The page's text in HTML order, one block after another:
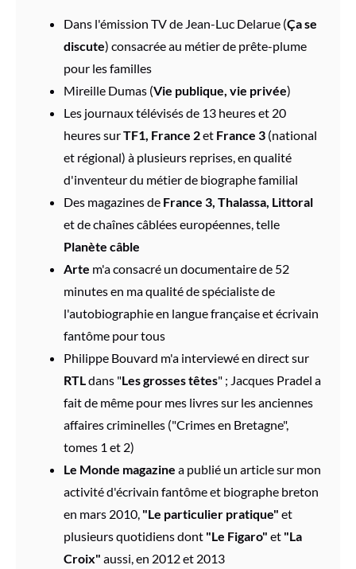
Dans l'émission TV de Jean-Luc Delarue (Ça se
discute) consacrée au métier de prête-plume
pour les familles
Mireille Dumas (Vie publique, vie privée)
Les journaux télévisés de 13 heures et 20
heures surTF1, France 2et France 3 (national
et régional) à plusieurs reprises, en qualité
d'inventeur du métier de biographe familial
Des magazines de France 3, Thalassa, Littoral
et de chaînes câblées européennes, telle
Planète câble
Arte m'a consacré un documentaire de 52
minutes en ma qualité de spécialiste de
l'autobiographie en langue française et écrivain
fantôme pour tous
Philippe Bouvard m'a interviewé en direct sur
RTLdans "Les grosses têtes" ; Jacques Pradel a
fait de même pour mes livres sur les anciennes
affaires criminelles ("Crimes en Bretagne",
tomes 1 et 2)
Le Monde magazine a publié un article sur mon
activité d'écrivain fantôme et biographe breton
en mars 2010, "Le particulier pratique" et
plusieurs quotidiens dont "Le Figaro" et "La
Croix" aussi, en 2012 et 2013